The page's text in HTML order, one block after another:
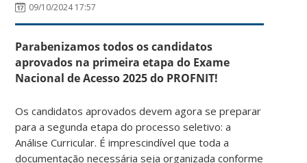
09/10/2024 17:57
Parabenizamos todos os candidatos
aprovados na primeira etapa do Exame
Nacional de Acesso 2025 do PROFNIT!
Os candidatos aprovados devem agora se preparar
para a segunda etapa do processo seletivo: a
Análise Curricular. É imprescindível que toda a
documentação necessária seja organizada conforme